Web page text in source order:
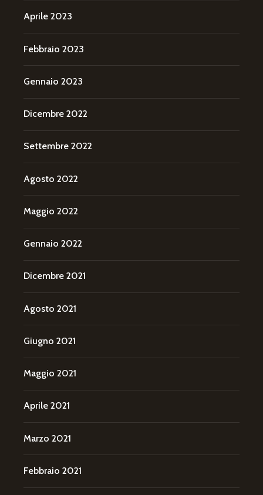
Aprile 2023
Febbraio 2023
Gennaio 2023
Dicembre 2022
Settembre 2022
Agosto 2022
Maggio 2022
Gennaio 2022
Dicembre 2021
Agosto 2021
Giugno 2021
Maggio 2021
Aprile 2021
Marzo 2021
Febbraio 2021